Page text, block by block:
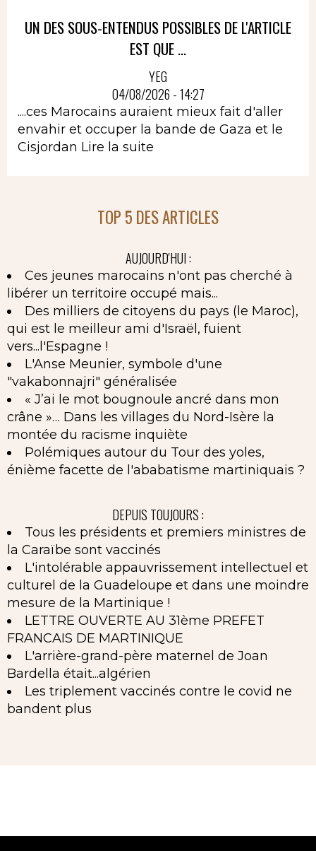
UN DES SOUS-ENTENDUS POSSIBLES DE L'ARTICLE
EST QUE ...
YEG
04/08/2026 - 14:27
....ces Marocains auraient mieux fait d'aller
envahir et occuper la bande de Gaza et le
Cisjordan Lire la suite
TOP 5 DES ARTICLES
AUJOURD'HUI :
Ces jeunes marocains n'ont pas cherché à
libérer un territoire occupé mais...
Des milliers de citoyens du pays (le Maroc),
qui est le meilleur ami d'Israël, fuient
vers...l'Espagne !
L'Anse Meunier, symbole d'une
"vakabonnajri" généralisée
« J’ai le mot bougnoule ancré dans mon
crâne »… Dans les villages du Nord-Isère la
montée du racisme inquiète
Polémiques autour du Tour des yoles,
énième facette de l'ababatisme martiniquais ?
DEPUIS TOUJOURS :
Tous les présidents et premiers ministres de
la Caraïbe sont vaccinés
L'intolérable appauvrissement intellectuel et
culturel de la Guadeloupe et dans une moindre
mesure de la Martinique !
LETTRE OUVERTE AU 31ème PREFET
FRANCAIS DE MARTINIQUE
L'arrière-grand-père maternel de Joan
Bardella était...algérien
Les triplement vaccinés contre le covid ne
bandent plus